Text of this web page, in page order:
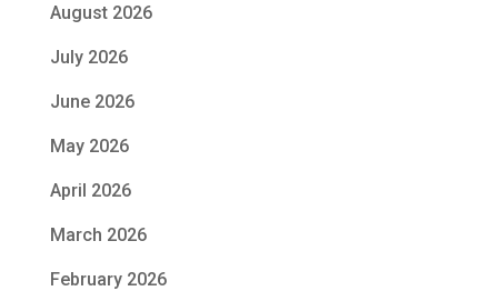
August 2026
July 2026
June 2026
May 2026
April 2026
March 2026
February 2026